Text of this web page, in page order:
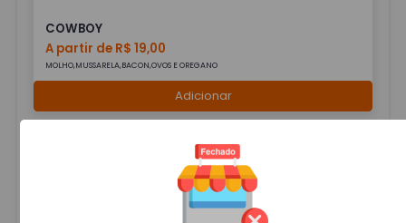
COWBOY
A partir de R$ 19,00
MOLHO,MUSSARELA,BACON,OVOS E OREGANO
Adicionar